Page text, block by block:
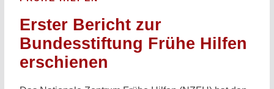
Erster Bericht zur
Bundesstiftung Frühe Hilfen
erschienen